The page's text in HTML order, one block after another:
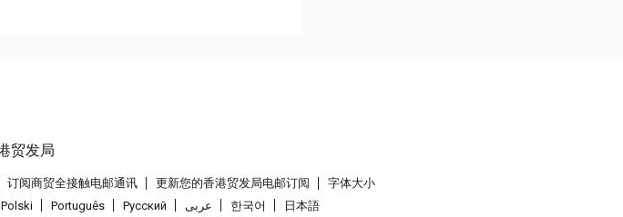
订阅商贸全接触电邮通讯 更新您的香港贸发局电邮订阅
字体大小
Polski Português Pусский عربى 한국어 日本語